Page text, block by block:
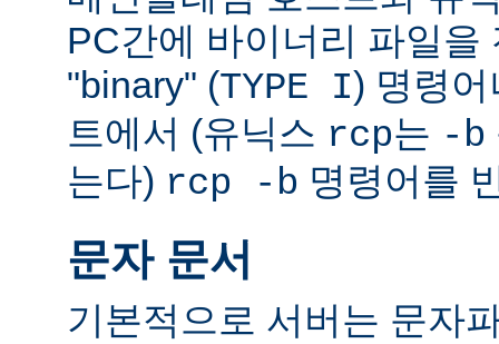
PC간에 바이너리 파일을
"binary" (TYPE I) 명령
트에서 (유닉스 rcp는 -b
는다) rcp -b 명령어를
문자 문서
기본적으로 서버는 문자